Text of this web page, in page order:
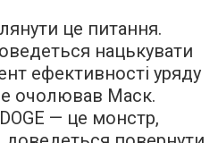
це питання.
нацькувати
ефективності уряду
очолював Маск.
— це монстр,